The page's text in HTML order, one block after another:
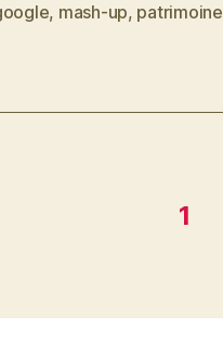
, mash-up, patrimoine
1